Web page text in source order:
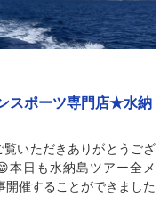
スポーツ専門店★水納
いただきありがとうござ
本日も水納島ツアー全メ
催することができました